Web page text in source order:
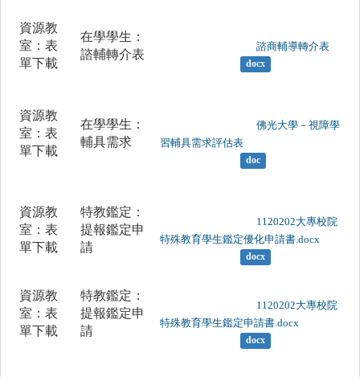
資源教
室：表
單下載
在學學生：
諮輔轉介表
docx
資源教
室：表
單下載
在學學生：
輔具需求
習輔具需求評估表
doc
資源教
室：表
單下載
特教鑑定：
提報鑑定申
請
特殊教育學生鑑定優化申請書.docx
docx
資源教
室：表
單下載
特教鑑定：
提報鑑定申
請
特殊教育學生鑑定申請書.docx
docx